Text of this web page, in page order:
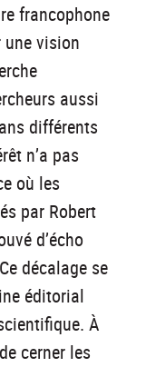
francophone
une vision
aussi
différents
n’a pas
où les
par Robert
d’écho
décalage se
éditorial
À
cerner les